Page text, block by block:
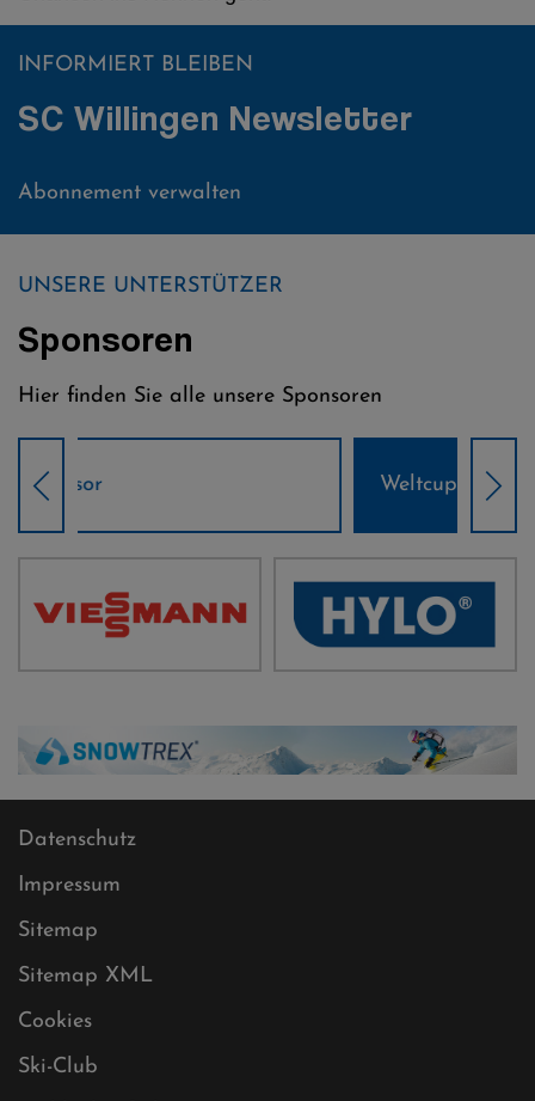
INFORMIERT BLEIBEN
SC Willingen Newsletter
Abonnement verwalten
UNSERE UNTERSTÜTZER
Sponsoren
Hier finden Sie alle unsere Sponsoren
Datenschutz